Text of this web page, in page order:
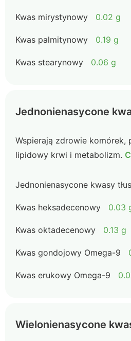
Kwas mirystynowy 0.02 g
Kwas palmitynowy 0.19 g
Kwas stearynowy 0.06 g
Jednonienasycone
Wspierają zdrowie komórek,
lipidowy krwi i metabolizm.
Jednonienasycone kwasy
Kwas heksadecenowy 0.03
Kwas oktadecenowy 0.13 g
Kwas gondojowy Omega-9
Kwas erukowy Omega-9
Wielonienasycone